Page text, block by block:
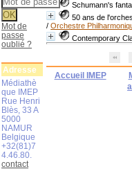
Schumann's
50 ans de
/Orchestre
Contemporary
Accueil IMEP
Mot de
passe
oublié ?
Adresse
Médiathè
que IMEP
Rue Henri
Blès, 33 A
5000
NAMUR
Belgique
+32(81)7
4.46.80.
contact